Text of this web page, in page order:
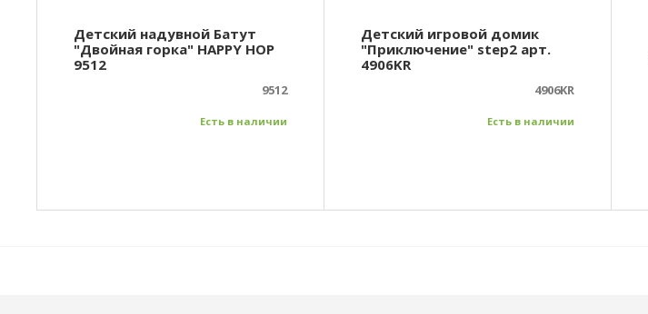
Детский надувной Батут
"Двойная горка" HAPPY HOP
9512
9512
Есть в наличии
Детский игровой домик
"Приключение" step2 арт.
4906KR
4906KR
Есть в наличии